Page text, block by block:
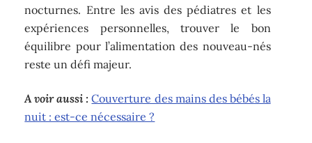
nocturnes. Entre les avis des pédiatres et les
expériences personnelles, trouver le bon
équilibre pour l’alimentation des nouveau-nés
reste un défi majeur.
A voir aussi : Couverture des mains des bébés la
nuit : est-ce nécessaire ?